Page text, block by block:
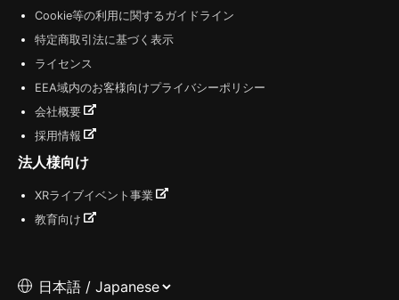
Cookie等の利用に関するガイドライン
特定商取引法に基づく表示
ライセンス
EEA域内のお客様向けプライバシーポリシー
会社概要
採用情報
法人様向け
XRライブイベント事業
教育向け